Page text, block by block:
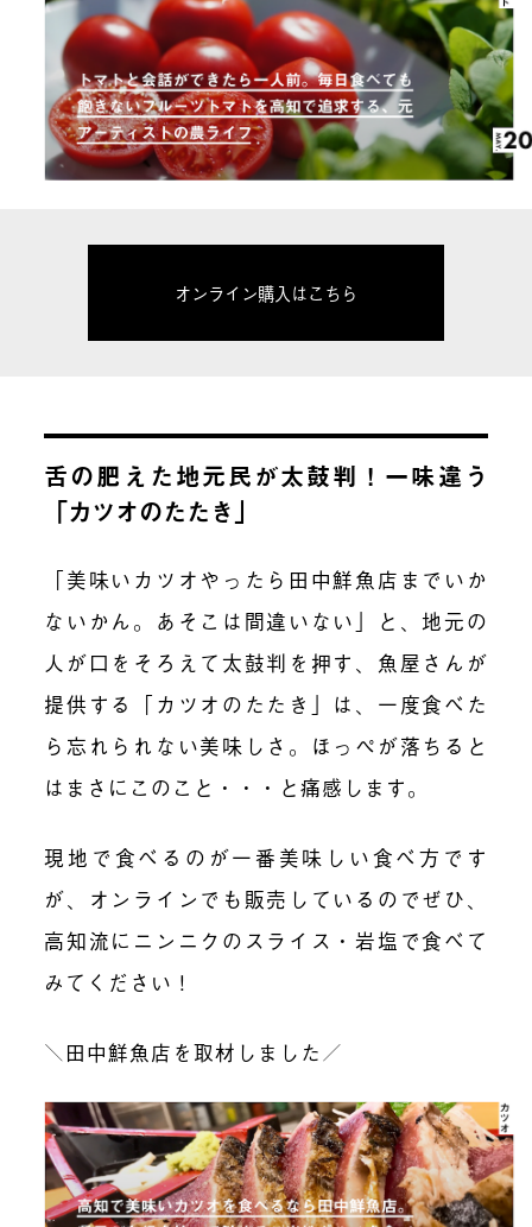
オンライン購入はこちら
舌の肥えた地元民が太鼓判！一味違う
「カツオのたたき」
「美味いカツオやったら田中鮮魚店までいか
ないかん。あそこは間違いない」と、地元の
人が口をそろえて太鼓判を押す、魚屋さんが
提供する「カツオのたたき」は、一度食べた
ら忘れられない美味しさ。ほっぺが落ちると
はまさにこのこと・・・と痛感します。
現地で食べるのが一番美味しい食べ方です
が、オンラインでも販売しているのでぜひ、
高知流にニンニクのスライス・岩塩で食べて
みてください！
＼田中鮮魚店を取材しました／